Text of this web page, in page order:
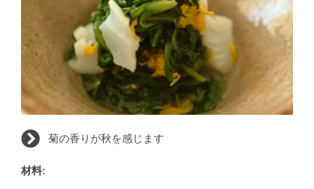
菊の香りが秋を感じます
材料: